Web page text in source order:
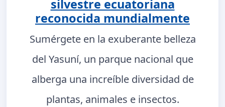
silvestre ecuatoriana
reconocida mundialmente
Sumérgete en la exuberante belleza
del Yasuní, un parque nacional que
alberga una increíble diversidad de
plantas, animales e insectos.